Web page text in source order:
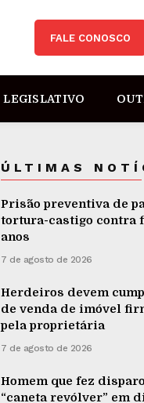
FALE CONOSCO
LEGISLATIVO
ÚLTIMAS
Prisão preventiva de
tortura-castigo contra
anos
7 de agosto de 2026
Herdeiros devem
de venda de imóvel
pela proprietária
7 de agosto de 2026
Homem que fez
“caneta revólver” em